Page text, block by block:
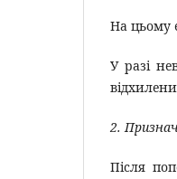
На цьому
У разі
2.
Після